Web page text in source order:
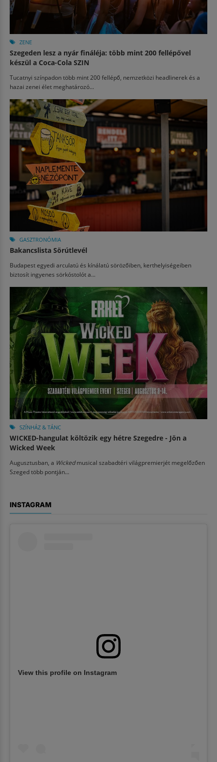
ZENE
Szegeden lesz a nyár fináléja: több mint 200 fellépővel
készül a Coca-Cola SZIN
Tucatnyi színpadon több mint 200 fellépő, nemzetközi headlinerek és a
hazai zenei élet meghatározó...
GASZTRONÓMIA
Bakancslista Sörútlevél
Budapest egyedi arculatú és kínálatú sörözőiben, kerthelyiségeiben
biztosít ingyenes sörkóstolót a...
SZÍNHÁZ & TÁNC
WICKED-hangulat költözik egy hétre Szegedre - Jön a
Wicked Week
Augusztusban, a Wickedmusical szabadtéri világpremierjét megelőzően
Szeged több pontján...
INSTAGRAM
View this profile on Instagram